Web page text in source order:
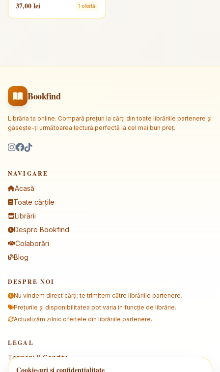
37,00 lei 1 ofertă
Bookfind
Librăria ta online. Compară prețuri la cărți din toate librăriile partenere și
găsește-ți următoarea lectură perfectă la cel mai bun preț.
NAVIGARE
Acasă
Toate cărțile
Librării
Despre Bookfind
Colaborări
Blog
DESPRE NOI
Nu vindem direct cărți; te trimitem către librăriile partenere.
Prețurile și disponibilitatea pot varia în funcție de librărie.
Actualizăm zilnic ofertele din librăriile partenere.
LEGAL
Termeni & Condiții
Cookie-uri și confidențialitate